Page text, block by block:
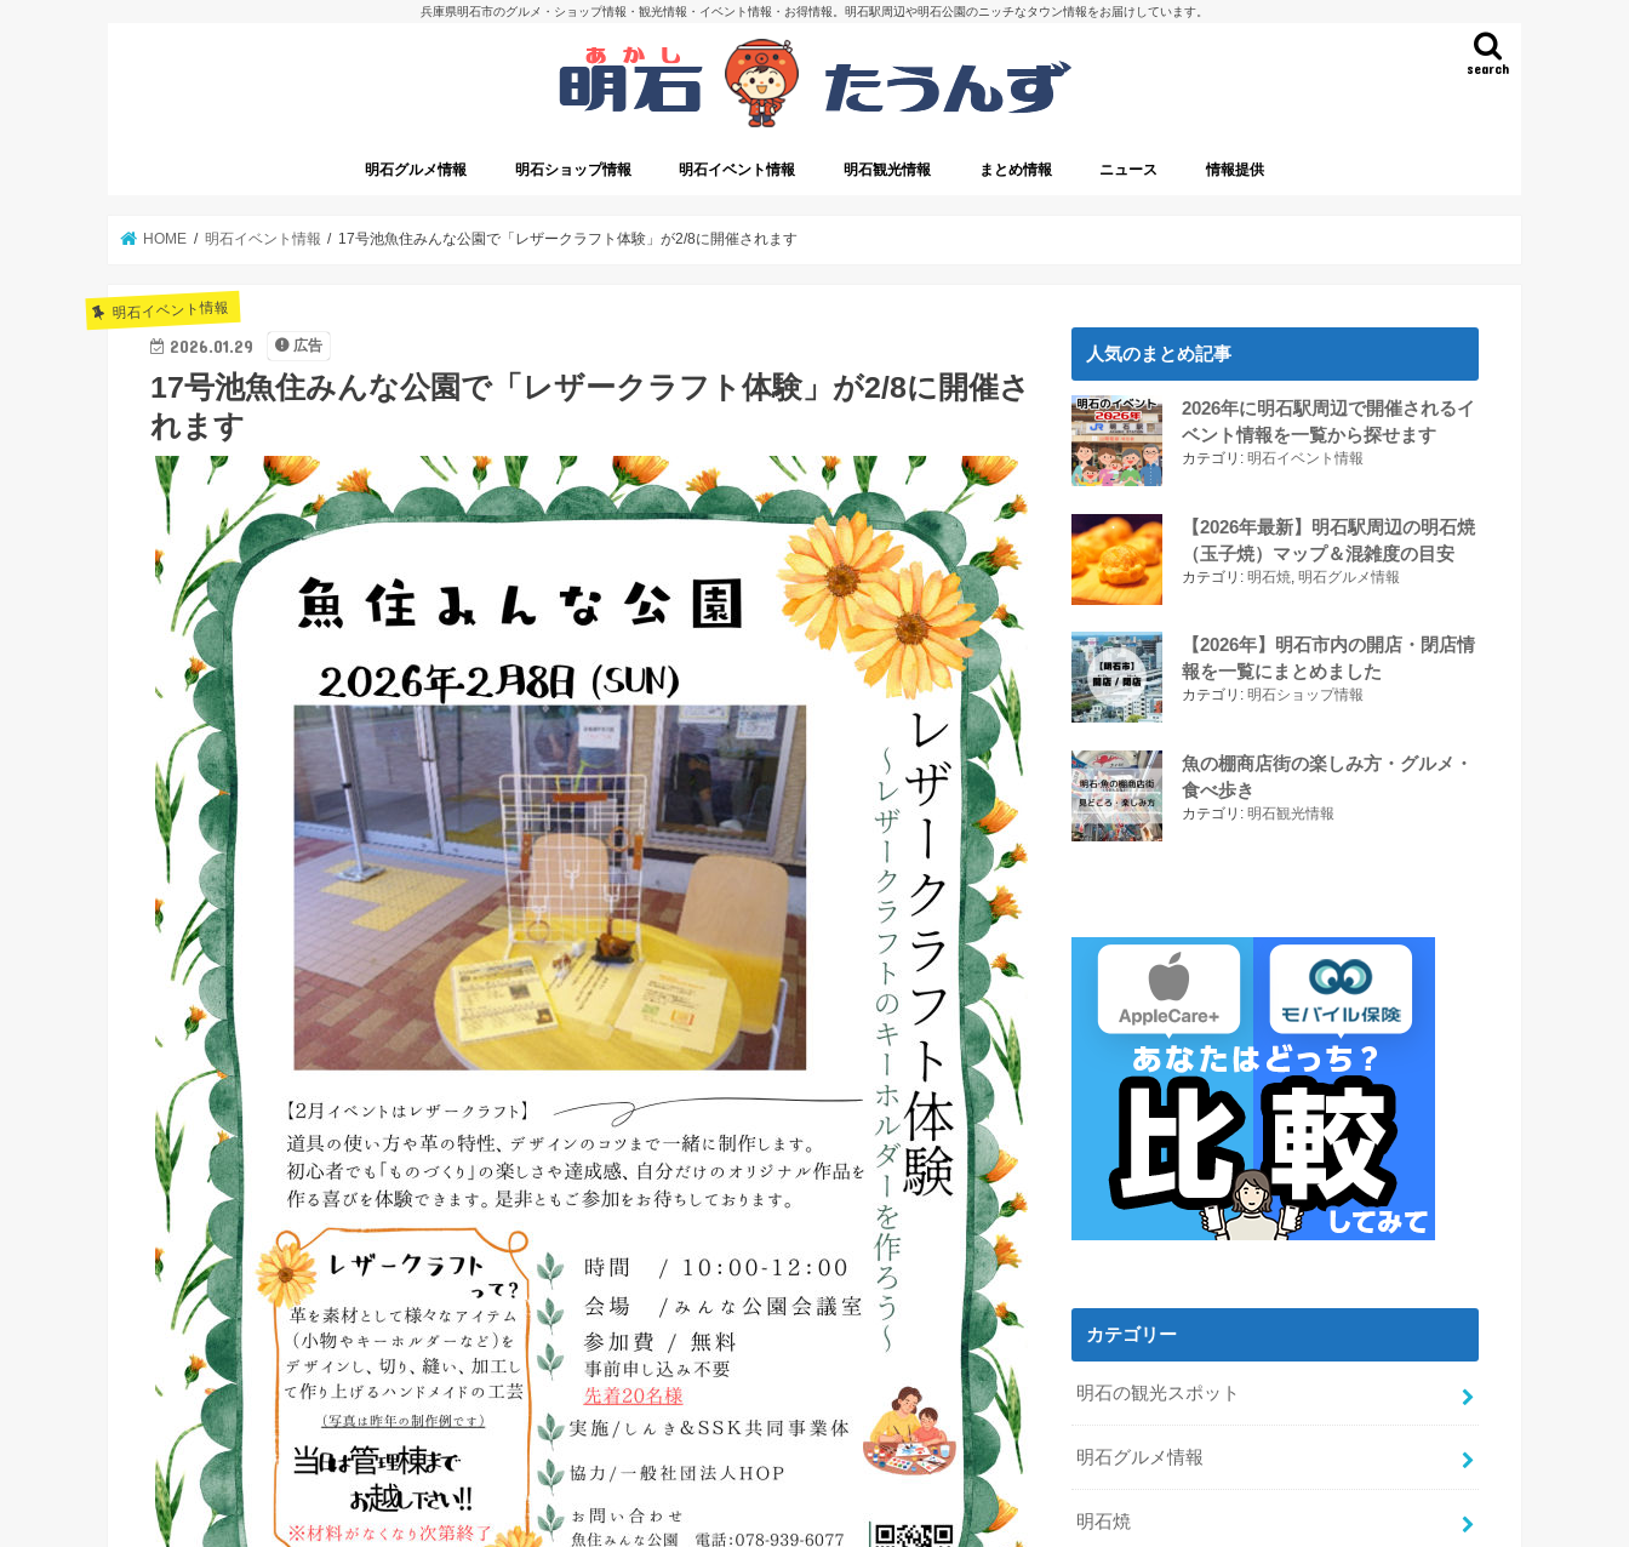
兵庫県明石市のグルメ・ショップ情報・観光情報・イベント情報・お得情報。明石駅周辺や明石公園のニッチなタウン情報をお届けしています。
search
明石グルメ情報 明石ショップ情報 明石イベント情報 明石観光情報 まとめ情報 ニュース 情報提供
HOME 明石イベント情報 17号池魚住みんな公園で「レザークラフト体験」が2/8に開催されます
明石イベント情報
2026.01.29 広告
17号池魚住みんな公園で「レザークラフト体験」が2/8に開催さ
れます
人気のまとめ記事
2026年に明石駅周辺で開催されるイ
ベント情報を一覧から探せます
カテゴリ: 明石イベント情報
【2026年最新】明石駅周辺の明石焼
（玉子焼）マップ＆混雑度の目安
カテゴリ: 明石焼 明石グルメ情報
【2026年】明石市内の開店・閉店情
報を一覧にまとめました
カテゴリ: 明石ショップ情報
魚の棚商店街の楽しみ方・グルメ・
食べ歩き
カテゴリ: 明石観光情報
カテゴリー
明石の観光スポット
明石グルメ情報
明石焼